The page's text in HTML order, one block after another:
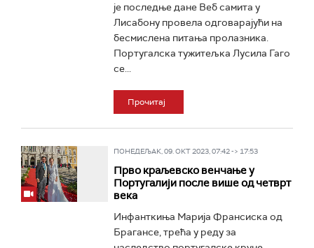
је последње дане Веб самита у
Лисабону провела одговарајући на
бесмислена питања пролазника.
Португалска тужитељка Лусила Гаго
се...
Прочитај
ПОНЕДЕЉАК, 09. ОКТ 2023, 07:42 -> 17:53
Прво краљевско венчање у
Португалији после више од четврт
века
Инфанткиња Марија Франсиска од
Брагансе, трећа у реду за